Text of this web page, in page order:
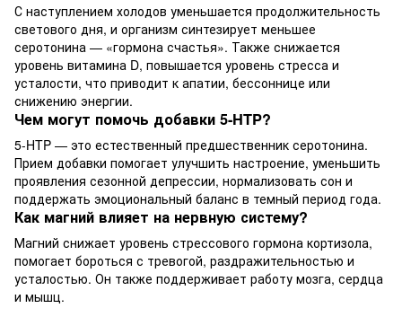
С наступлением холодов уменьшается продолжительность
светового дня, и организм синтезирует меньшее
серотонина — «гормона счастья». Также снижается
уровень витамина D, повышается уровень стресса и
усталости, что приводит к апатии, бессоннице или
снижению энергии.
Чем могут помочь добавки 5-HTP?
5-HTP — это естественный предшественник серотонина.
Прием добавки помогает улучшить настроение, уменьшить
проявления сезонной депрессии, нормализовать сон и
поддержать эмоциональный баланс в темный период года.
Как магний влияет на нервную систему?
Магний снижает уровень стрессового гормона кортизола,
помогает бороться с тревогой, раздражительностью и
усталостью. Он также поддерживает работу мозга, сердца
и мышц.